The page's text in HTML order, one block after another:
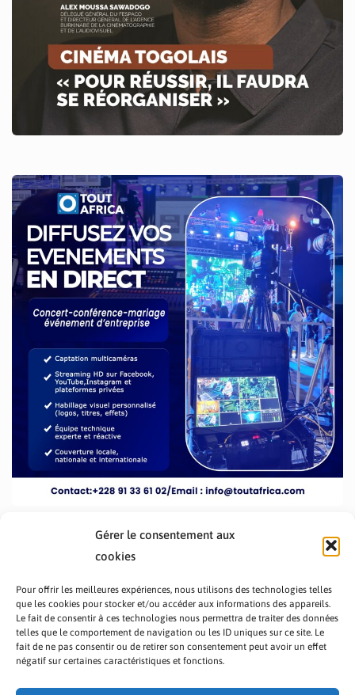
Gérer le consentement aux
cookies
Pour offrir les meilleures expériences, nous utilisons des technologies telles
que les cookies pour stocker et/ou accéder aux informations des appareils.
Le fait de consentir à ces technologies nous permettra de traiter des données
telles que le comportement de navigation ou les ID uniques sur ce site. Le
fait de ne pas consentir ou de retirer son consentement peut avoir un effet
négatif sur certaines caractéristiques et fonctions.
PRÉSENTATION TOUTAFRICA
A PROPOS